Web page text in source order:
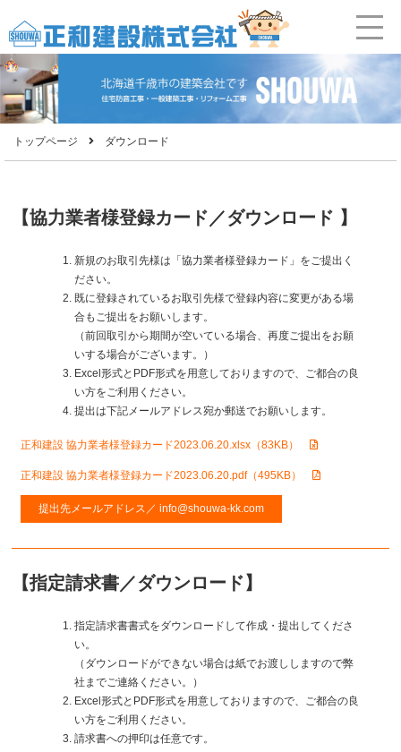
トップページ ダウンロード
【協力業者様登録カード／ダウンロード 】
新規のお取引先様は「協力業者様登録カード」をご提出く
ださい。
既に登録されているお取引先様で登録内容に変更がある場
合もご提出をお願いします。
（前回取引から期間が空いている場合、再度ご提出をお願
いする場合がございます。）
Excel形式とPDF形式を用意しておりますので、ご都合の良
い方をご利用ください。
提出は下記メールアドレス宛か郵送でお願いします。
正和建設 協力業者様登録カード2023.06.20.xlsx（83KB）
正和建設 協力業者様登録カード2023.06.20.pdf（495KB）
提出先メールアドレス／ info@shouwa-kk.com
【指定請求書／ダウンロード】
指定請求書書式をダウンロードして作成・提出してくださ
い。
（ダウンロードができない場合は紙でお渡ししますので弊
社までご連絡ください。）
Excel形式とPDF形式を用意しておりますので、ご都合の良
い方をご利用ください。
請求書への押印は任意です。